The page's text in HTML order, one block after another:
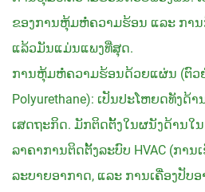
ຂອງການຫຸ້ມຫໍ່ຄວາມຮ້ອນ ແລະ ກາ
ແລ້ວມັນແມ່ນແພງທີ່ສຸດ.
ການຫຸ້ມຫໍ່ຄວາມຮ້ອນດ້ວຍແຜ່ນ (ຕົວຢ່
Polyurethane): ເປັນປະໂຫຍດທັງດ້
ເສດຖະກິດ. ມັກຕິດຕັ້ງໃນຜນັງດ້ານໃນ
ລາຄາການຕິດຕັ້ງລະບົບ HVAC (ກາ
ລະບາຍອາກາດ, ແລະ ການເຄື່ອງປັບ